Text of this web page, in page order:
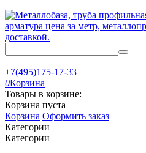
+7(495)175-17-33
0Корзина
Товары в корзине:
Корзина пуста
Корзина Оформить заказ
Категории
Категории